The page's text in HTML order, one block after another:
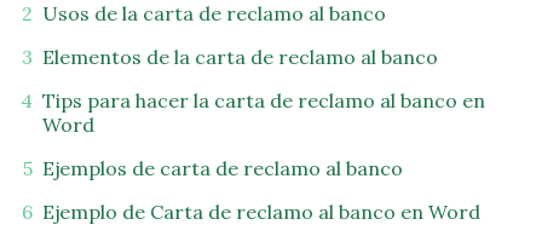
Usos de la carta de reclamo al banco
Elementos de la carta de reclamo al banco
Tips para hacer la carta de reclamo al banco en
Word
Ejemplos de carta de reclamo al banco
Ejemplo de Carta de reclamo al banco en Word